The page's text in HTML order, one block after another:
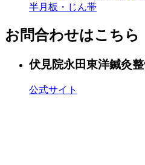
半月板・じん帯
お問合わせはこちら
伏見院永田東洋鍼灸
公式サイト